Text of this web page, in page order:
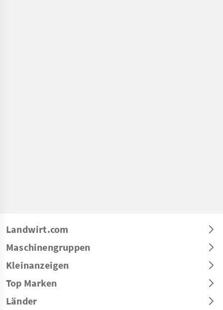
Landwirt.com
Maschinengruppen
Kleinanzeigen
Top Marken
Länder